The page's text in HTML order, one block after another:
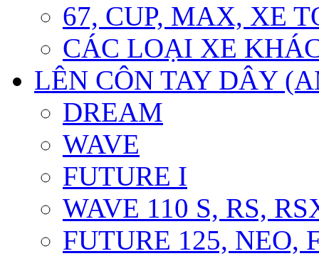
67, CUP, MAX, XE
CÁC LOẠI XE
LÊN CÔN TAY DÂY
DREAM
WAVE
FUTURE I
WAVE 110 S, RS,
FUTURE 125, NEO,